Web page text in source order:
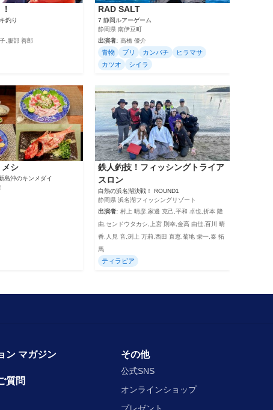
釣り
,服部 善郎
RAD SALT
7 静岡ルアーゲーム
静岡県 南伊豆町
出演者: 高橋 優介
青物 ブリ カンパチ
ヒラマサ
カツオ
シイラ
メシ
島沖のキンメダイ
鉄人釣技！フィッシングトライア
スロン
白熱の浜名湖決戦！ ROUND1
静岡県 浜名湖フィッシングリゾート
出演者: 村上 晴彦,家邊 克己,平和 卓也,折本 隆
由,センドウタカシ,上宮 則幸,金高 由佳,百川 晴
香,人見 音,渕上 万莉,西田 直恵,菊地 栄一,秦 拓
馬
ティラピア
ン マガジン
質問
その他
公式SNS
オンラインショップ